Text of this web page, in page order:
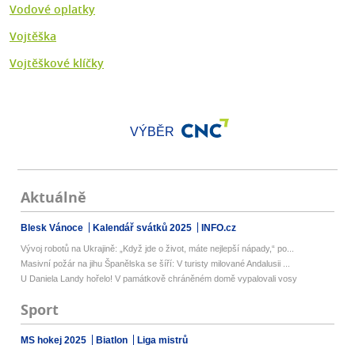
Vodové oplatky
Vojtěška
Vojtěškové klíčky
VÝBĚR
Aktuálně
Blesk Vánoce Kalendář svátků 2025 INFO.cz
Vývoj robotů na Ukrajině: „Když jde o život, máte nejlepší nápady,“ po...
Masivní požár na jihu Španělska se šíří: V turisty milované Andalusii ...
U Daniela Landy hořelo! V památkově chráněném domě vypalovali vosy
Sport
MS hokej 2025 Biatlon Liga mistrů